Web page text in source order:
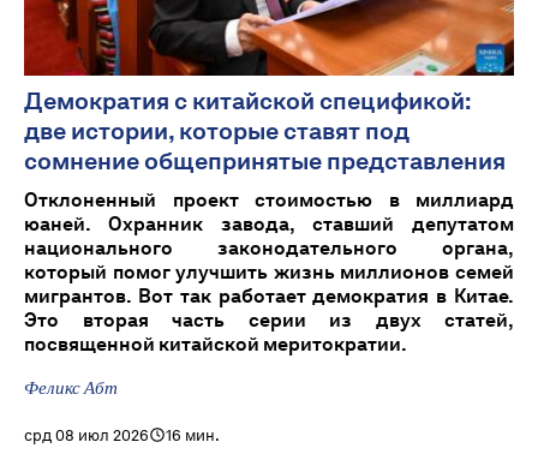
Демократия с китайской спецификой:
две истории, которые ставят под
сомнение общепринятые представления
Отклоненный проект стоимостью в миллиард
юаней. Охранник завода, ставший депутатом
национального законодательного органа,
который помог улучшить жизнь миллионов семей
мигрантов. Вот так работает демократия в Китае.
Это вторая часть серии из двух статей,
посвященной китайской меритократии.
Феликс Абт
срд 08 июл 2026 16 мин.